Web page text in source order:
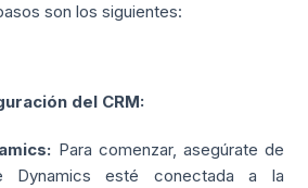
son los siguientes:
del CRM:
Para comenzar, asegúrate de
esté conectada a la